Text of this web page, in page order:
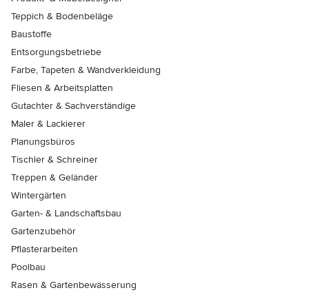
Teppich & Bodenbeläge
Baustoffe
Entsorgungsbetriebe
Farbe, Tapeten & Wandverkleidung
Fliesen & Arbeitsplatten
Gutachter & Sachverständige
Maler & Lackierer
Planungsbüros
Tischler & Schreiner
Treppen & Geländer
Wintergärten
Garten- & Landschaftsbau
Gartenzubehör
Pflasterarbeiten
Poolbau
Rasen & Gartenbewässerung